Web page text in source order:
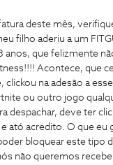
deste mês,
filho aderiu a um
anos, que felizmente
Acontece, que
clickou na adesão a
ou outro jogo
despachar, deve ter
e ató acredito. O que eu
bloquear este tipo
não queremos